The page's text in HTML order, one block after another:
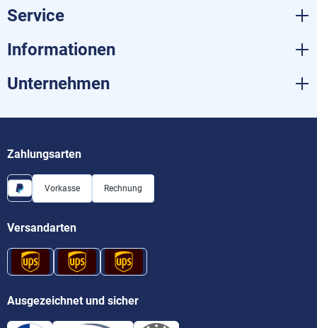
Service
Informationen
Unternehmen
Zahlungsarten
Vorkasse Rechnung
Versandarten
Ausgezeichnet und sicher